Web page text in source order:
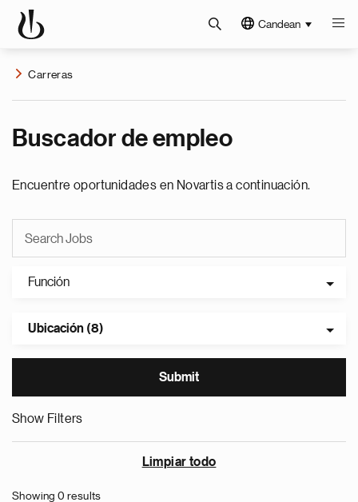
Candean
Carreras
Buscador de empleo
Encuentre oportunidades en Novartis a continuación.
Función
Ubicación (8)
Show Filters
Limpiar todo
Showing 0 results